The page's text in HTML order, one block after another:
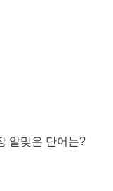
알맞은 단어는?